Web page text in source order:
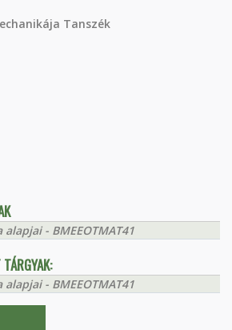
Tanszék
- BMEEOTMAT41
- BMEEOTMAT41